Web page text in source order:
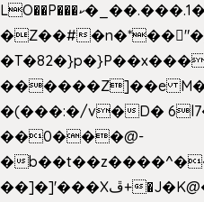
LO��P���ކ�_��.���.1���������=z
�Z��#
������Z]��e
�(���:�/v�D�
��0���@-
�
��]�]'���Xڦ+�J�K@���`*OnP�F�I�����n����ˎ���E>���%